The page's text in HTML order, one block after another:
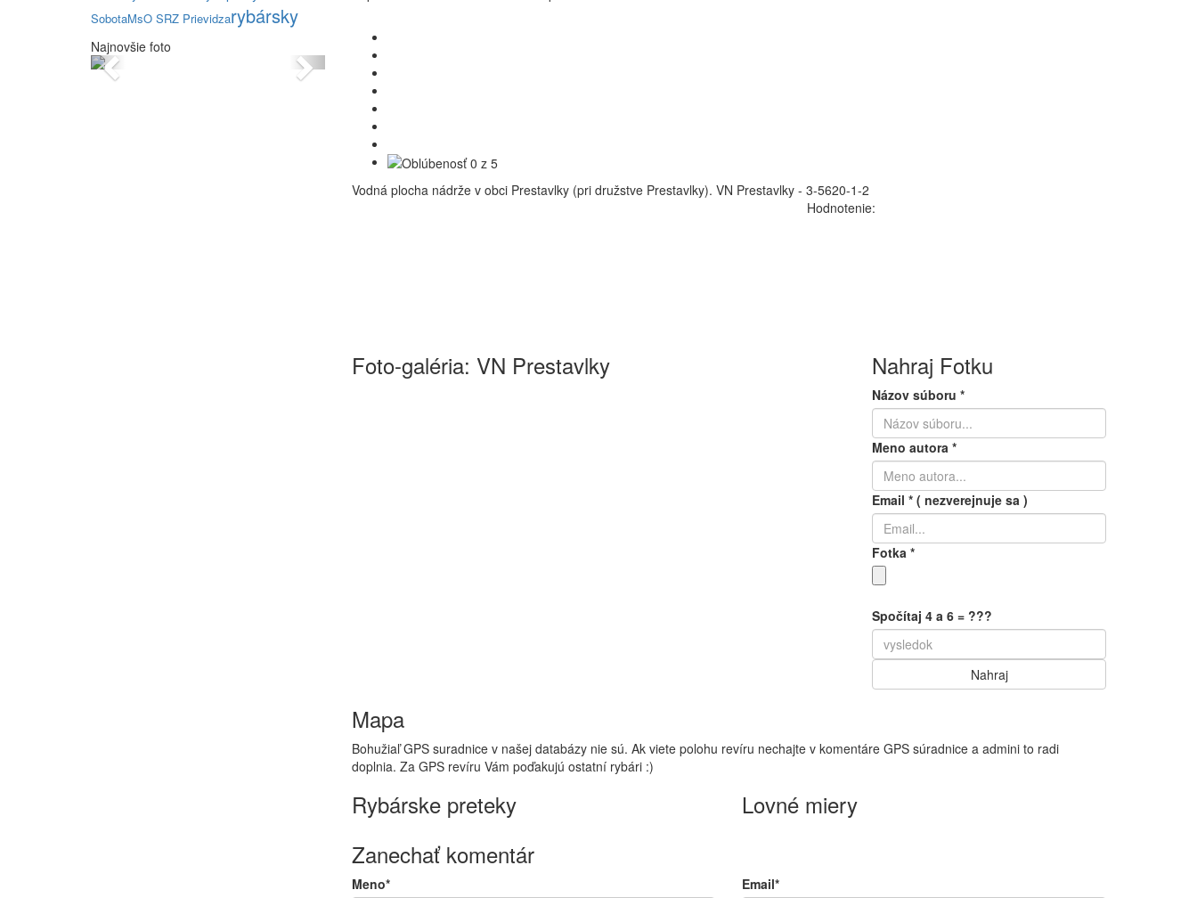
SobotaMsO SRZ Prievidzarybársky
Najnovšie foto
Previous Next
Vodná plocha nádrže v obci Prestavlky (pri družstve Prestavlky). VN Prestavlky - 3-5620-1-2
Hodnotenie:
Foto-galéria: VN Prestavlky Nahraj Fotku
Názov súboru*
Meno autora*
Email* ( nezverejnuje sa )
Fotka*
Spočítaj 4 a 6 = ???
Mapa
Bohužiaľ GPS suradnice v našej databázy nie sú. Ak viete polohu revíru nechajte v komentáre GPS súradnice a admini to radi
doplnia. Za GPS revíru Vám poďakujú ostatní rybári :)
Rybárske preteky
Lovné miery
Zanechať komentár
Meno* Email*